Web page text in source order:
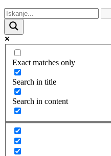
Exact matches only
Search in title
Search in content